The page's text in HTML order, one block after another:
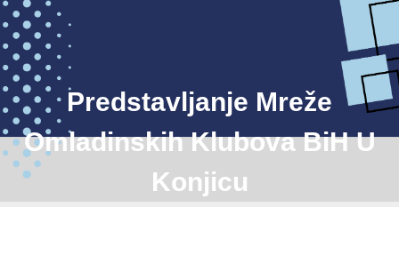
Predstavljanje Mreže
Omladinskih Klubova BiH U
Konjicu